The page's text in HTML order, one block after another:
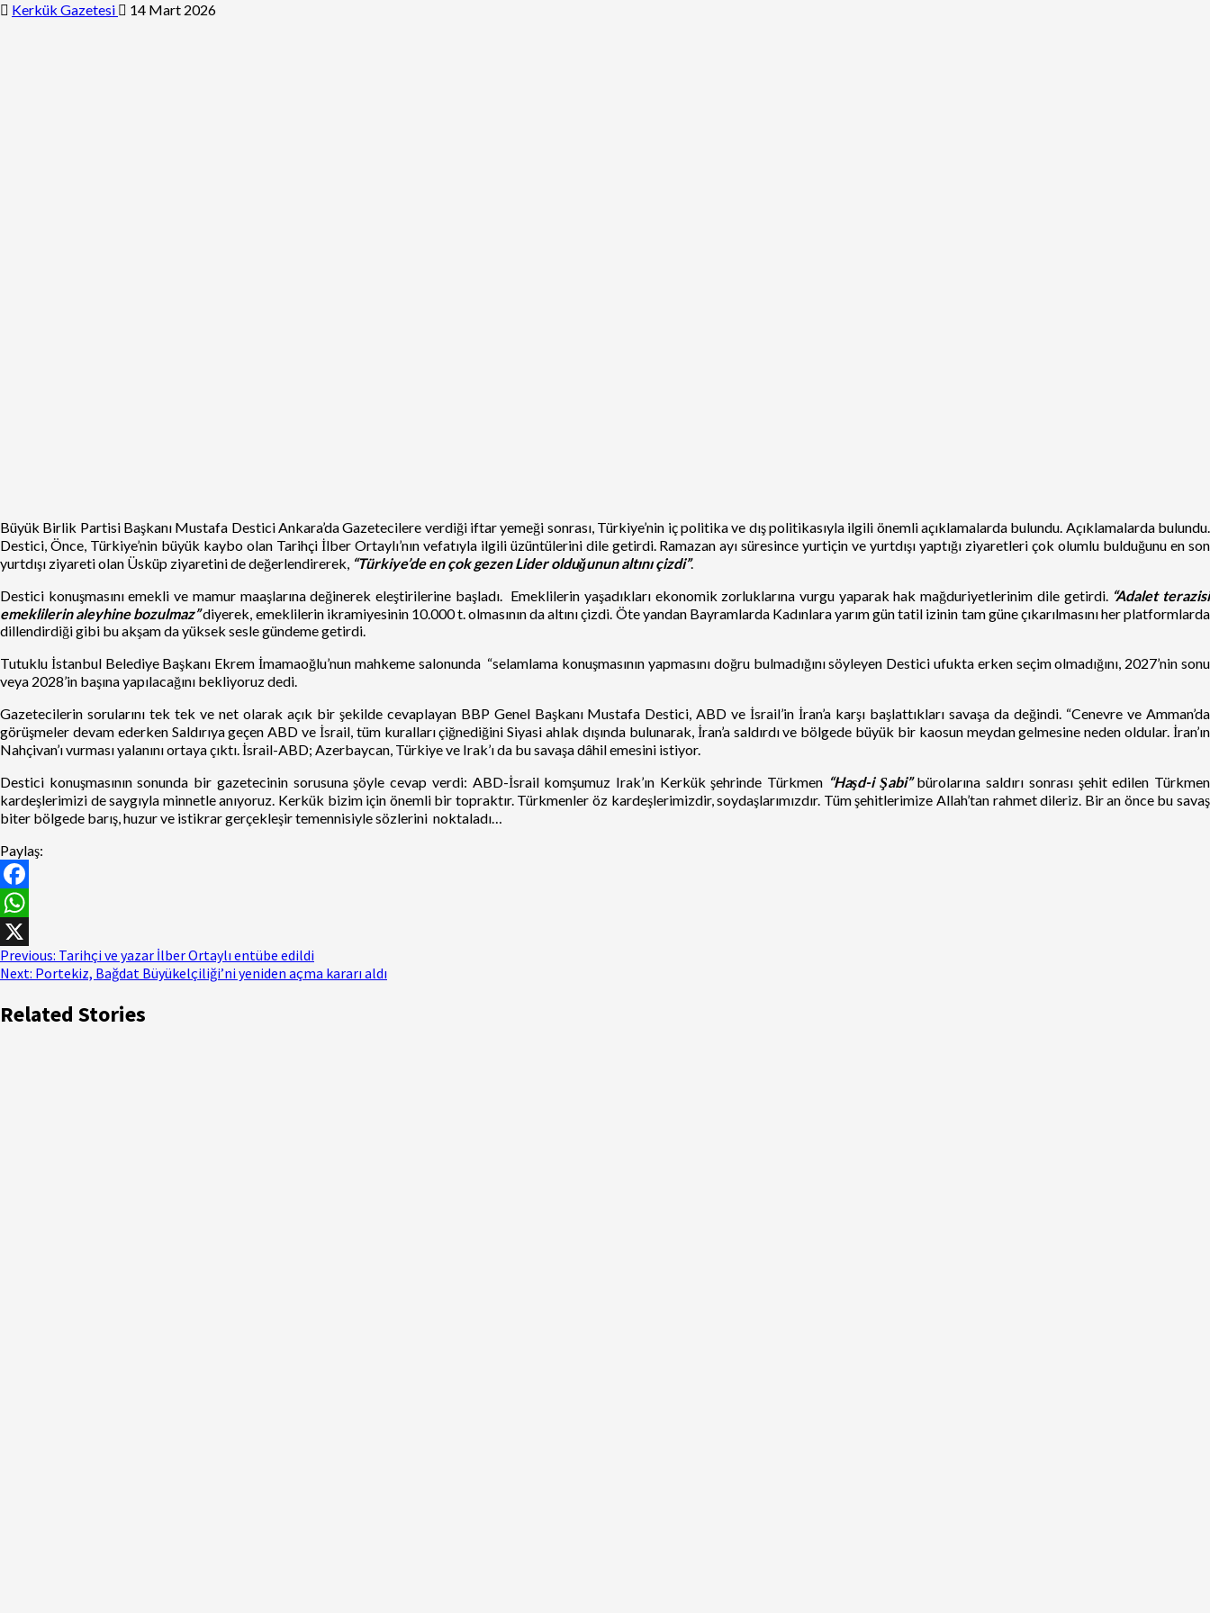
Kerkük Gazetesi 14 Mart 2026
Büyük Birlik Partisi Başkanı Mustafa Destici Ankara’da Gazetecilere verdiği iftar yemeği sonrası, Türkiye’nin iç politika ve dış politikasıyla ilgili önemli açıklamalarda bulundu. Açıklamalarda bulundu.
Destici, Önce, Türkiye’nin büyük kaybo olan Tarihçi İlber Ortaylı’nın vefatıyla ilgili üzüntülerini dile getirdi. Ramazan ayı süresince yurtiçin ve yurtdışı yaptığı ziyaretleri çok olumlu bulduğunu en son
yurtdışı ziyareti olan Üsküp ziyaretini de değerlendirerek, “Türkiye’de en çok gezen Lider olduğunun altını çizdi”.
Destici konuşmasını emekli ve mamur maaşlarına değinerek eleştirilerine başladı. Emeklilerin yaşadıkları ekonomik zorluklarına vurgu yaparak hak mağduriyetlerinim dile getirdi. “Adalet terazisi
emeklilerin aleyhine bozulmaz”diyerek, emeklilerin ikramiyesinin 10.000 t. olmasının da altını çizdi. Öte yandan Bayramlarda Kadınlara yarım gün tatil izinin tam güne çıkarılmasını her platformlarda
dillendirdiği gibi bu akşam da yüksek sesle gündeme getirdi.
Tutuklu İstanbul Belediye Başkanı Ekrem İmamaoğlu’nun mahkeme salonunda “selamlama konuşmasının yapmasını doğru bulmadığını söyleyen Destici ufukta erken seçim olmadığını, 2027’nin sonu
veya 2028’in başına yapılacağını bekliyoruz dedi.
Gazetecilerin sorularını tek tek ve net olarak açık bir şekilde cevaplayan BBP Genel Başkanı Mustafa Destici, ABD ve İsrail’in İran’a karşı başlattıkları savaşa da değindi. “Cenevre ve Amman’da
görüşmeler devam ederken Saldırıya geçen ABD ve İsrail, tüm kuralları çiğnediğini Siyasi ahlak dışında bulunarak, İran’a saldırdı ve bölgede büyük bir kaosun meydan gelmesine neden oldular. İran’ın
Nahçivan’ı vurması yalanını ortaya çıktı. İsrail-ABD; Azerbaycan, Türkiye ve Irak’ı da bu savaşa dâhil emesini istiyor.
Destici konuşmasının sonunda bir gazetecinin sorusuna şöyle cevap verdi: ABD-İsrail komşumuz Irak’ın Kerkük şehrinde Türkmen “Haşd-i Şabi”bürolarına saldırı sonrası şehit edilen Türkmen
kardeşlerimizi de saygıyla minnetle anıyoruz. Kerkük bizim için önemli bir topraktır. Türkmenler öz kardeşlerimizdir, soydaşlarımızdır. Tüm şehitlerimize Allah’tan rahmet dileriz. Bir an önce bu savaş
biter bölgede barış, huzur ve istikrar gerçekleşir temennisiyle sözlerini noktaladı…
Paylaş:
Facebook
WhatsApp
X
Continue
Reading
Previous: Tarihçi ve yazar İlber Ortaylı entübe edildi
Next: Portekiz, Bağdat Büyükelçiliği’ni yeniden açma kararı aldı
Related Stories